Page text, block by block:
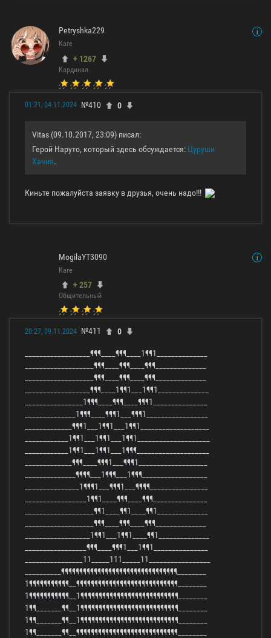
Petryshka229
Каге
+ 1267
Кардинал
01:21, 04.11.2024 №410 0
Vitas (09.10.2017, 23:09) писал:
Герой Наруто, который здесь обсуждается: Цуруши
Хачия.
Киньте пожалуйста заявку в друзья, очень надо!!!
MogilaYT3090
Каге
+ 257
Общительный
20:27, 09.11.2024 №411 0
__________________¶¶¶____¶¶¶____1¶¶1______________
___________________¶¶¶____¶¶¶____¶¶¶______________
___________________¶¶¶____¶¶¶____¶¶¶______________
__________________¶¶¶____1¶¶1___1¶¶1______________
________________1¶¶¶____¶¶¶____¶¶¶1_______________
______________1¶¶¶____¶¶¶1___¶¶¶1_________________
_____________¶¶¶1___1¶¶1___1¶¶1___________________
____________1¶¶1___1¶¶1___1¶¶1____________________
____________1¶¶1___1¶¶1___1¶¶¶____________________
_____________¶¶¶____¶¶¶1___¶¶¶1___________________
______________¶¶¶¶___1¶¶¶___1¶¶¶__________________
_______________1¶¶¶1___¶¶¶1___¶¶¶¶________________
_________________1¶¶1____¶¶¶____¶¶¶_______________
___________________¶¶1____¶¶1____¶¶1______________
___________________¶¶¶____¶¶¶____¶¶¶______________
__________________1¶¶1___1¶¶1____¶¶1______________
_________________¶¶¶____¶¶¶1___1¶¶1_______________
________________11_____111_____11_________________
__________¶¶¶¶¶¶¶¶¶¶¶¶¶¶¶¶¶¶¶¶¶¶¶¶¶¶¶¶¶¶¶¶________
1¶¶¶¶¶¶¶¶¶¶¶__¶¶¶¶¶¶¶¶¶¶¶¶¶¶¶¶¶¶¶¶¶¶¶¶¶¶¶¶________
1¶¶¶¶¶¶¶¶¶¶¶__1¶¶¶¶¶¶¶¶¶¶¶¶¶¶¶¶¶¶¶¶¶¶¶¶¶¶¶________
1¶¶_______¶¶__1¶¶¶¶¶¶¶¶¶¶¶¶¶¶¶¶¶¶¶¶¶¶¶¶¶¶¶________
1¶¶_______¶¶__1¶¶¶¶¶¶¶¶¶¶¶¶¶¶¶¶¶¶¶¶¶¶¶¶¶¶¶________
1¶¶_______¶¶__¶¶¶¶¶¶¶¶¶¶¶¶¶¶¶¶¶¶¶¶¶¶¶¶¶¶¶¶________